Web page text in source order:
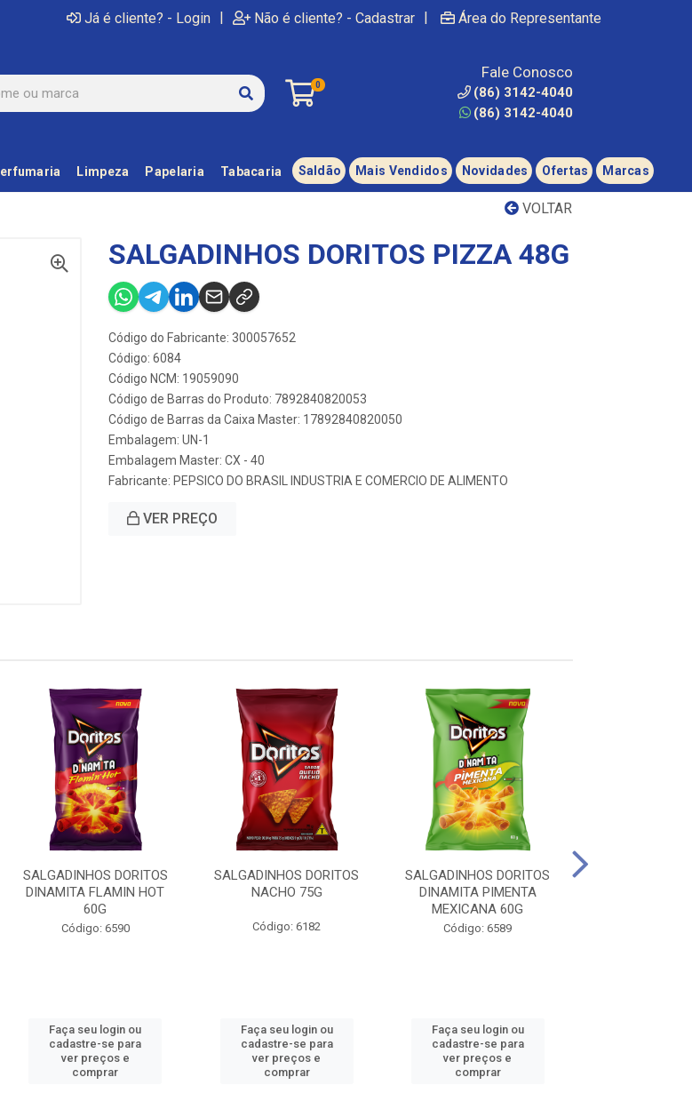
Já é cliente? - Login | Não é cliente? - Cadastrar | Área do Representante
0
Fale Conosco
(86) 3142-4040
(86) 3142-4040
Limpeza Papelaria Tabacaria Saldão Mais Vendidos Novidades Ofertas Marcas
VOLTAR
SALGADINHOS DORITOS PIZZA 48G
Código do Fabricante: 300057652
Código: 6084
Código NCM: 19059090
Código de Barras do Produto: 7892840820053
Código de Barras da Caixa Master: 17892840820050
Embalagem: UN-1
Embalagem Master: CX - 40
Fabricante: PEPSICO DO BRASIL INDUSTRIA E COMERCIO DE ALIMENTO
VER PREÇO
SALGADINHOS DORITOS
DINAMITA FLAMIN HOT
60G
Código: 6590
Faça seu login ou
cadastre-se para
ver preços e
comprar
SALGADINHOS DORITOS
NACHO 75G
Código: 6182
Faça seu login ou
cadastre-se para
ver preços e
comprar
SALGADINHOS DORITOS
DINAMITA PIMENTA
MEXICANA 60G
Código: 6589
Faça seu login ou
cadastre-se para
ver preços e
comprar